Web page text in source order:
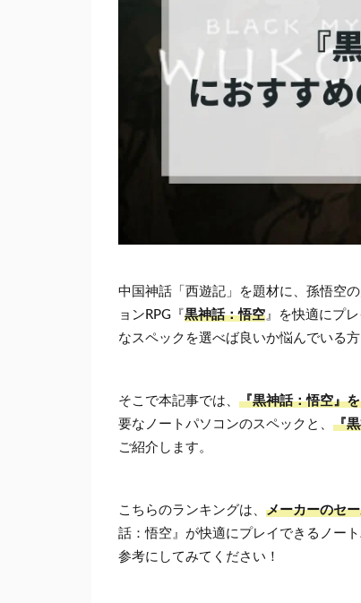
中国神話「西遊記」を題材に、孫悟空
ョンRPG『 黒神話：悟空』を快適にプ
なスペックを選べば良いか悩んでいる方
そこで本記事では、 『黒神話：悟空』
要なノートパソコンのスペックと、 『
ご紹介します。
こちらのランキングは、 メーカーのセ
話：悟空』が快適にプレイできるノー
参考にしてみてください！